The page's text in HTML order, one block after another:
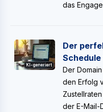
das
KI-generiert
Der
Der
den Erfolg
der E-Mail-